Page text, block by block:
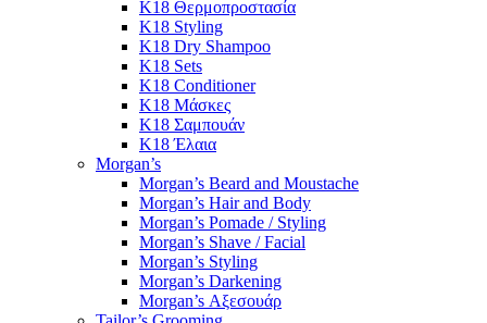
K18 Θερμοπροστασία
K18 Styling
K18 Dry Shampoo
K18 Sets
K18 Conditioner
K18 Μάσκες
K18 Σαμπουάν
K18 Έλαια
Morgan’s
Morgan’s Beard and Moustache
Morgan’s Hair and Body
Morgan’s Pomade / Styling
Morgan’s Shave / Facial
Morgan’s Styling
Morgan’s Darkening
Morgan’s Αξεσουάρ